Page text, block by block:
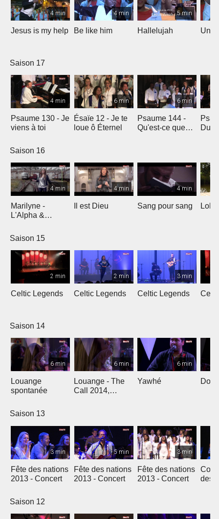
4 min
Jesus is my help
4 min
Be like him
5 min
Hallelujah Un
Saison 17
4 min
Psaume 130 - Je
viens à toi
6 min
Ésaïe 12 - Je te
loue ô Éternel
6 min
Psaume 144 -
Qu'est-ce que
Du
Saison 16
4 min
Marilyne -
L'Alpha &
4 min
Il est Dieu
4 min
Sang pour sang Lola
Saison 15
2 min
Celtic Legends
2 min
Celtic Legends
3 min
Celtic Legends
Saison 14
6 min
Louange
spontanée
6 min
Louange - The
Call 2014,
6 min
Yawhé
Saison 13
3 min
Fête des nations
2013 - Concert
5 min
Fête des nations
2013 - Concert
3 min
Fête des nations
2013 - Concert
des
Saison 12